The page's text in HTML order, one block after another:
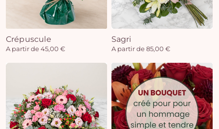
Crépuscule
A partir de 45,00 €
Sagri
A partir de 85,00 €